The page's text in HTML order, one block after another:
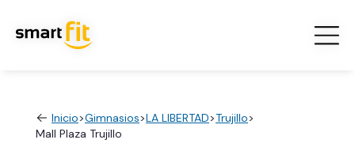
Inicio>Gimnasios>LA LIBERTAD>Trujillo>
Mall Plaza Trujillo